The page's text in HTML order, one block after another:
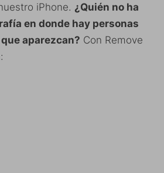
iPhone. ¿Quién no ha
en donde hay personas
aparezcan? Con Remove